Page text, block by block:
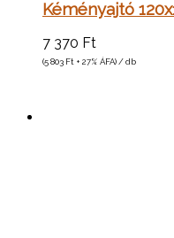
Kéményajtó
7 370 Ft
(5 803 Ft + 27% ÁFA) / db